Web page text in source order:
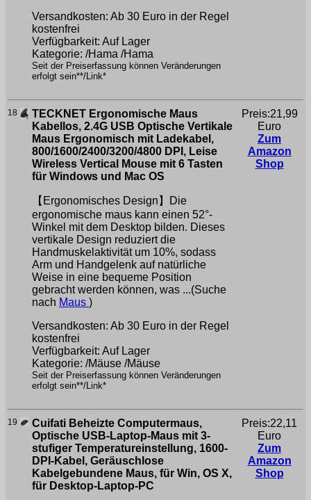
Versandkosten: Ab 30 Euro in der Regel
kostenfrei
Verfügbarkeit: Auf Lager
Kategorie: /Hama /Hama
Seit der Preiserfassung können Veränderungen
erfolgt sein**/Link*
18
TECKNET Ergonomische Maus
Kabellos, 2.4G USB Optische Vertikale
Maus Ergonomisch mit Ladekabel,
800/1600/2400/3200/4800 DPI, Leise
Wireless Vertical Mouse mit 6 Tasten
für Windows und Mac OS
【Ergonomisches Design】Die
ergonomische maus kann einen 52°-
Winkel mit dem Desktop bilden. Dieses
vertikale Design reduziert die
Handmuskelaktivität um 10%, sodass
Arm und Handgelenk auf natürliche
Weise in eine bequeme Position
gebracht werden können, was ...(Suche
nach Maus )
Versandkosten: Ab 30 Euro in der Regel
kostenfrei
Verfügbarkeit: Auf Lager
Kategorie: /Mäuse /Mäuse
Seit der Preiserfassung können Veränderungen
erfolgt sein**/Link*
Preis:21,99
Euro
Zum
Amazon
Shop
19
Cuifati Beheizte Computermaus,
Optische USB-Laptop-Maus mit 3-
stufiger Temperatureinstellung, 1600-
DPI-Kabel, Geräuschlose
Kabelgebundene Maus, für Win, OS X,
für Desktop-Laptop-PC
Preis:22,11
Euro
Zum
Amazon
Shop